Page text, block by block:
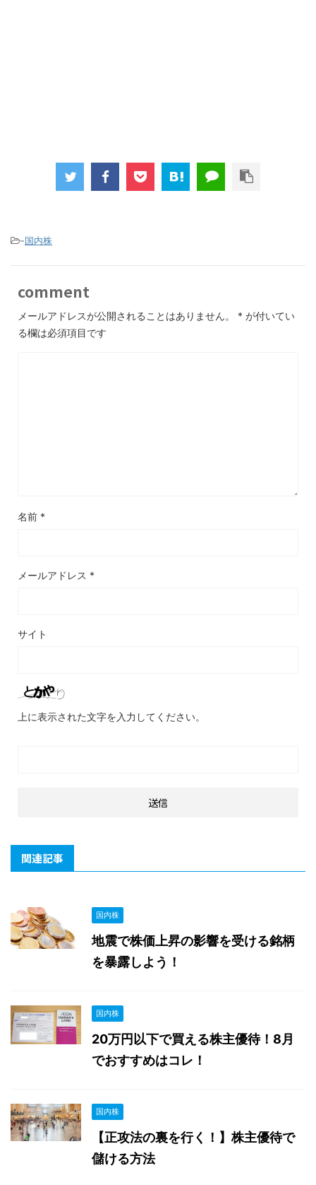
-国内株
comment
メールアドレスが公開されることはありません。 * が付いてい
る欄は必須項目です
名前 *
メールアドレス *
サイト
上に表示された文字を入力してください。
関連記事
国内株
地震で株価上昇の影響を受ける銘柄
を暴露しよう！
国内株
20万円以下で買える株主優待！8月
でおすすめはコレ！
国内株
【正攻法の裏を行く！】株主優待で
儲ける方法